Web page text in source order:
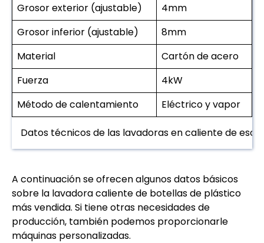
Grosor exterior (ajustable)
4mm
Grosor inferior (ajustable)
8mm
Material
Cartón de acero
Fuerza
4kW
Método de calentamiento
Eléctrico y vapor
Datos técnicos de las lavadoras en caliente de
A continuación se ofrecen algunos datos básicos
sobre la lavadora caliente de botellas de plástico
más vendida. Si tiene otras necesidades de
producción, también podemos proporcionarle
máquinas personalizadas.